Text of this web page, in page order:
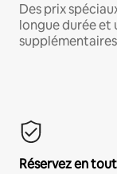
Des prix
longue durée et
Réservez en